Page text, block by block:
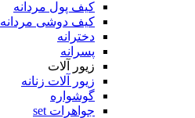
کیف پول مردانه
کیف دوشی مردانه
دخترانه
پسرانه
زیور آلات
زیور آلات زنانه
گوشواره
جواهرات set